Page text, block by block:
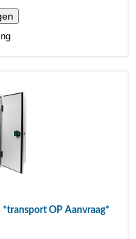
OP Aanvraag*